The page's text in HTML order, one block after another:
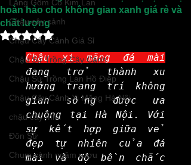
Làng Gốm Cổ Kim Lan
Chậu cây cảnh
Chậu Cây Cảnh Giá Sỉ
Chậu Sứ Trồng Cây Cảnh
Chậu Sứ Trồng Lan Hồ Điệp
Chậu Cây Cảnh Xi Măng Hà Nội
chậu cây mini
Đôn Sứ
Chum sành ngâm rượu
hoàn hảo cho không gian xanh giá rẻ và
chất lượng
Đã xếp hạng NaN/5 sao.
Chậu xi măng đá mài
đang trở thành xu
hướng trang trí không
gian sống được ưa
chuộng tại Hà Nội. Với
sự kết hợp giữa vẻ
đẹp tự nhiên của đá
mài và độ bền chắc